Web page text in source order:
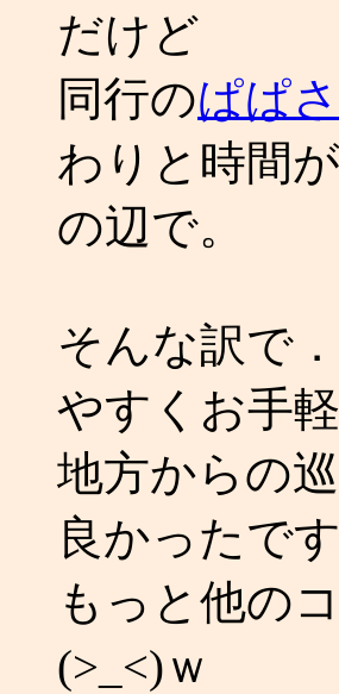
だけど
同行のぱぱ
わりと時間
の辺で。
そんな訳で
やすくお手
地方からの
良かったです
もっと他の
(>_<)ｗ